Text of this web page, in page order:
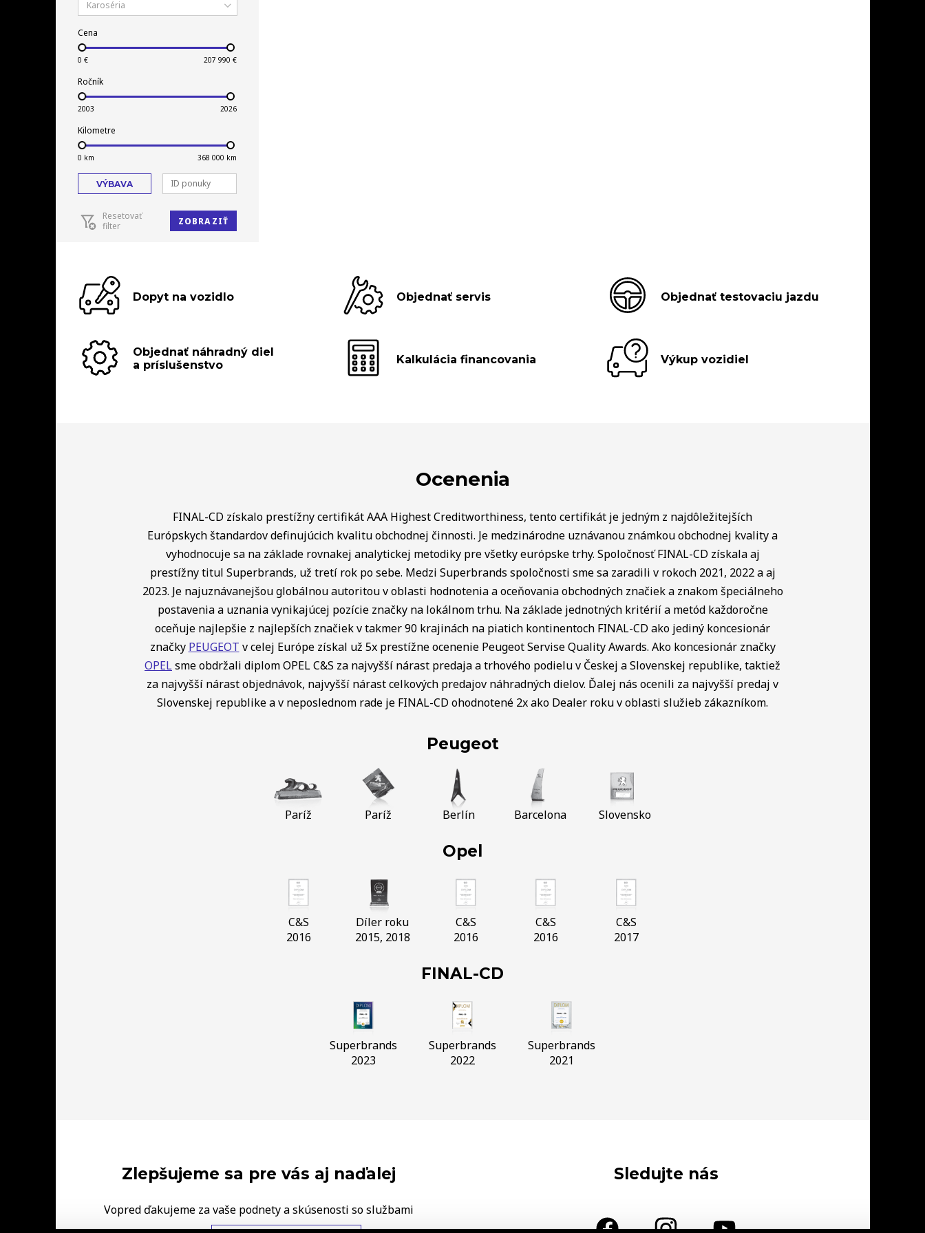
Karoséria
Cena
Ročník
Kilometre
VÝBAVA
Resetovať
filter
ZOBRAZIŤ
Dopyt na vozidlo Objednať servis Objednať testovaciu jazdu
Objednať náhradný diel
a príslušenstvo
Kalkulácia financovania Výkup vozidiel
Ocenenia
FINAL-CD získalo prestížny certifikát AAA Highest Creditworthiness, tento certifikát je jedným z najdôležitejších
Európskych štandardov definujúcich kvalitu obchodnej činnosti. Je medzinárodne uznávanou známkou obchodnej kvality a
vyhodnocuje sa na základe rovnakej analytickej metodiky pre všetky európske trhy. Spoločnosť FINAL-CD získala aj
prestížny titul Superbrands, už tretí rok po sebe. Medzi Superbrands spoločnosti sme sa zaradili v rokoch 2021, 2022 a aj
2023. Je najuznávanejšou globálnou autoritou v oblasti hodnotenia a oceňovania obchodných značiek a znakom špeciálneho
postavenia a uznania vynikajúcej pozície značky na lokálnom trhu. Na základe jednotných kritérií a metód každoročne
oceňuje najlepšie z najlepších značiek v takmer 90 krajinách na piatich kontinentoch FINAL-CD ako jediný koncesionár
značky PEUGEOT v celej Európe získal už 5x prestížne ocenenie Peugeot Servise Quality Awards. Ako koncesionár značky
OPELsme obdržali diplom OPEL C&S za najvyšší nárast predaja a trhového podielu v Českej a Slovenskej republike, taktiež
za najvyšší nárast objednávok, najvyšší nárast celkových predajov náhradných dielov. Ďalej nás ocenili za najvyšší predaj v
Slovenskej republike a v neposlednom rade je FINAL-CD ohodnotené 2x ako Dealer roku v oblasti služieb zákazníkom.
Peugeot
Paríž Paríž Berlín Barcelona Slovensko
Opel
C&S
2016
Díler roku
2015, 2018
C&S
2016
C&S
2016
C&S
2017
FINAL-CD
Superbrands
2023
Superbrands
2022
Superbrands
2021
Zlepšujeme sa pre vás aj naďalej
Vopred ďakujeme za vaše podnety a skúsenosti so službami
Sledujte nás